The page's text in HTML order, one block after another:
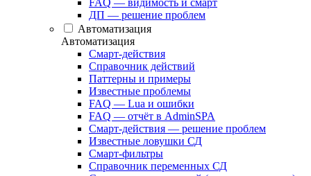
FAQ — видимость и смарт
ДП — решение проблем
Автоматизация
Автоматизация
Смарт-действия
Справочник действий
Паттерны и примеры
Известные проблемы
FAQ — Lua и ошибки
FAQ — отчёт в AdminSPA
Смарт-действия — решение проблем
Известные ловушки СД
Смарт-фильтры
Справочник переменных СД